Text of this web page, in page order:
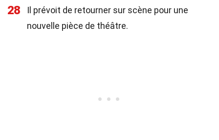
28
Il prévoit de retourner sur scène pour une
nouvelle pièce de théâtre.